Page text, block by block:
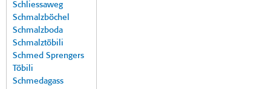
Schliessaweg
Schmalzböchel
Schmalzboda
Schmalztöbili
Schmed Sprengers
Töbili
Schmedagass